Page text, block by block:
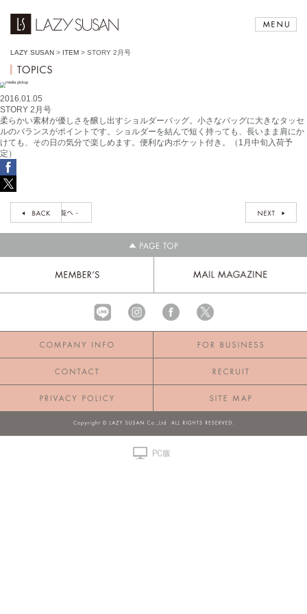
LAZY SUSAN > ITEM > STORY 2月号
2016.01.05
STORY 2月号
柔らかい素材が優しさを醸し出すショルダーバッグ。小さなバッグに大きなタッセ
ルのバランスがポイントです。ショルダーを結んで短く持っても、長いまま肩にか
けても、その日の気分で楽しめます。便利な内ポケット付き。（1月中旬入荷予
定）